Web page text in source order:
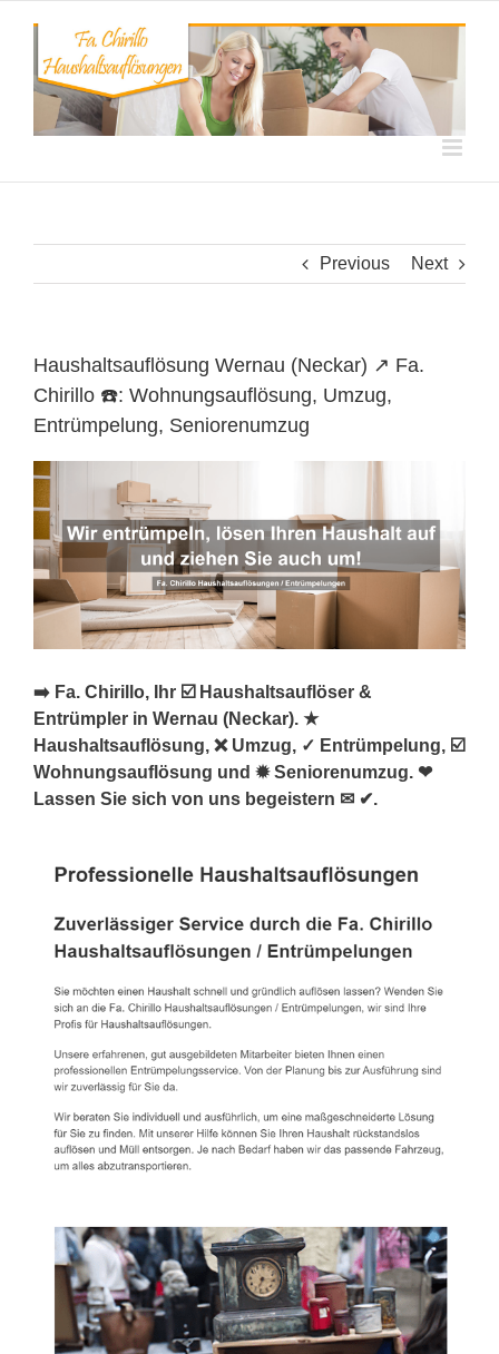
content
Previous Next
Haushaltsauflösung Wernau (Neckar) ↗️ Fa.
Chirillo ☎️: Wohnungsauflösung, Umzug,
Entrümpelung, Seniorenumzug
➡️ Fa. Chirillo, Ihr ☑️ Haushaltsauflöser &
Entrümpler in Wernau (Neckar). ★
Haushaltsauflösung, ❌ Umzug, ✓ Entrümpelung, ☑️
Wohnungsauflösung und ✹ Seniorenumzug. ❤
Lassen Sie sich von uns begeistern ✉ ✔.